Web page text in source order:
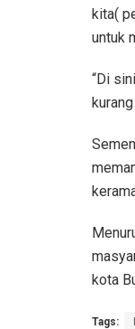
kita(
untuk
“Di
kota
Tags: